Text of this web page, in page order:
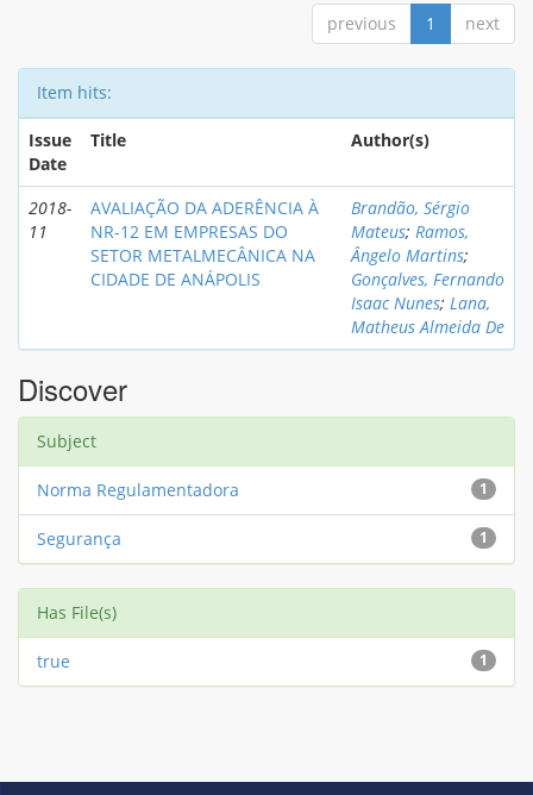
previous 1 next
Item hits:
Issue
Date
Title Author(s)
2018-
11
AVALIAÇÃO DA ADERÊNCIA À
NR-12 EM EMPRESAS DO
SETOR METALMECÂNICA NA
CIDADE DE ANÁPOLIS
Brandão, Sérgio
Mateus; Ramos,
Ângelo Martins;
Gonçalves, Fernando
Isaac Nunes; Lana,
Matheus Almeida De
Discover
Subject
1
Norma Regulamentadora
1
Segurança
Has File(s)
1
true